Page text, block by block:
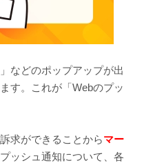
などのポップアップが出
す。これが「Webのプッ
求ができることからマー
ッシュ通知について、各